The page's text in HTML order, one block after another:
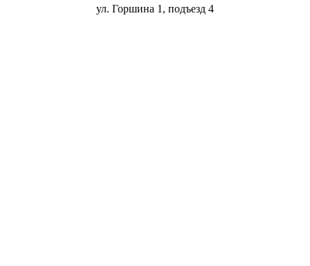
ул. Горшина 1, подъезд 4